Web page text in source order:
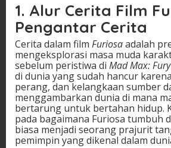
1. Alur Cerita Film
Pengantar Cerita
Cerita dalam film Furiosaadalah
mengeksplorasi masa muda
sebelum peristiwa di Mad Max:
di dunia yang sudah hancur
perang, dan kelangkaan sumber
menggambarkan dunia di mana
bertarung untuk bertahan hidup.
pada bagaimana Furiosa tumbuh
biasa menjadi seorang prajurit
pemimpin yang dikenal dalam